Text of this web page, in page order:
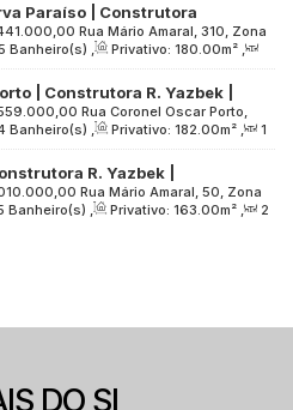
Paraíso | Construtora
| 180 metros | 04
| varanda gourmet | 03
Rua Mário Amaral, 310, Zona
São Paulo, São Paulo, Brasil
Banheiro(s) , Privativo: 180.00m² ,
, 3 Vaga(s) , Útil: 180.00m² ,
| Construtora R. Yazbek |
| 182 metros | 03 suítes | hall
Rua Coronel Oscar Porto,
002, Paraíso, São Paulo, São Paulo,
Banheiro(s) , Privativo: 182.00m² ,
1
, 2 Vaga(s) , Útil: 182.00m² ,
R. Yazbek |
| 03 suítes | hall privativo
Rua Mário Amaral, 50, Zona
São Paulo, São Paulo, Brasil
Banheiro(s) , Privativo: 163.00m² ,
2
DO SI